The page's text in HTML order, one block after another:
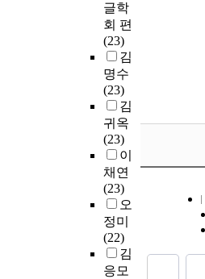
글학
회 편
(23)
김
명수
(23)
김
귀옥
(23)
이
채연
(23)
오
정미
(22)
김
응모